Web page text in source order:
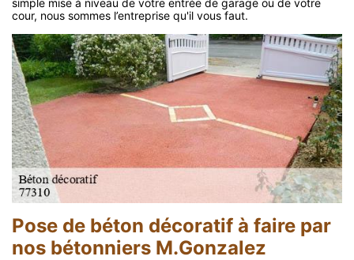
cour, nous sommes l’entreprise qu'il vous faut.
Pose de béton décoratif à faire par
nos bétonniers M.Gonzalez